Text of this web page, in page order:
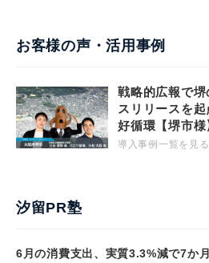
お客様の声・活用事例
戦略的広報で
スリリースを
好循環【堺市様
導入事例一覧を見る
汐留PR塾
6月の消費支出、実質3.3%減で7か